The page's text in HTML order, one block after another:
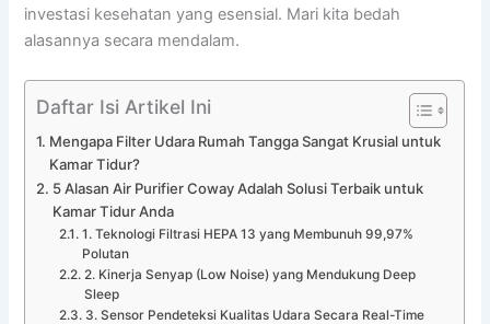
investasi kesehatan yang esensial. Mari kita bedah
alasannya secara mendalam.
Daftar Isi Artikel Ini
Mengapa Filter Udara Rumah Tangga Sangat Krusial untuk
Kamar Tidur?
5 Alasan Air Purifier Coway Adalah Solusi Terbaik untuk
Kamar Tidur Anda
1. Teknologi Filtrasi HEPA 13 yang Membunuh 99,97%
Polutan
2. Kinerja Senyap (Low Noise) yang Mendukung Deep
Sleep
3. Sensor Pendeteksi Kualitas Udara Secara Real-Time